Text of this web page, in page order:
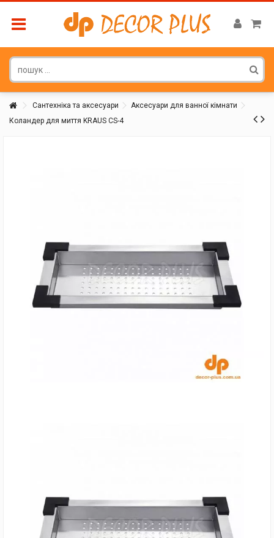
Сантехніка та аксесуари
Аксесуари для ванної кімнати
Коландер для миття KRAUS CS-4